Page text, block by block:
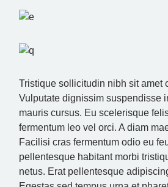
Tristique sollicitudin nibh sit amet
Vulputate dignissim suspendisse
mauris cursus. Eu scelerisque
fermentum leo vel orci. A diam
Facilisi cras fermentum odio eu
pellentesque habitant morbi
netus. Erat pellentesque